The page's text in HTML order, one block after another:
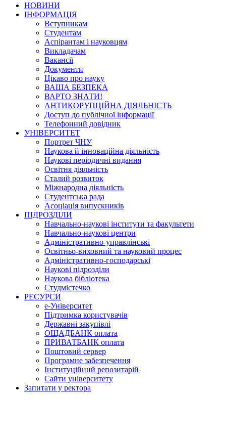
НОВИНИ
ІНФОРМАЦІЯ
Вступникам
Студентам
Аспірантам і науковцям
Викладачам
Вакансії
Документи
Цікаво про науку
ВАША БЕЗПЕКА
ВАРТО ЗНАТИ!
АНТИКОРУПЦІЙНА ДІЯЛЬНІСТЬ
Доступ до публічної інформації
Телефонний довідник
УНІВЕРСИТЕТ
Портрет ЧНУ
Наукова й інноваційна діяльність
Наукові періодичні видання
Освітня діяльність
Сталий розвиток
Міжнародна діяльність
Студентська рада
Асоціація випускників
ПІДРОЗДІЛИ
Навчально-наукові інститути та факультети
Навчально-наукові центри
Адміністративно-управлінські
Освітньо-виховний та науковий процес
Адміністративно-господарські
Наукові підрозділи
Наукова бібліотека
Студмістечко
РЕСУРСИ
е-Університет
Підтримка користувачів
Державні закупівлі
ОЩАДБАНК оплата
ПРИВАТБАНК оплата
Поштовий сервер
Програмне забезпечення
Інституційний репозитарій
Сайти університету
Запитати у ректора